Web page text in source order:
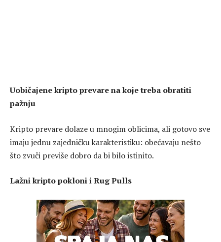
Uobičajene kripto prevare na koje treba obratiti
pažnju
Kripto prevare dolaze u mnogim oblicima, ali gotovo sve
imaju jednu zajedničku karakteristiku: obećavaju nešto
što zvuči previše dobro da bi bilo istinito.
Lažni kripto pokloni i Rug Pulls